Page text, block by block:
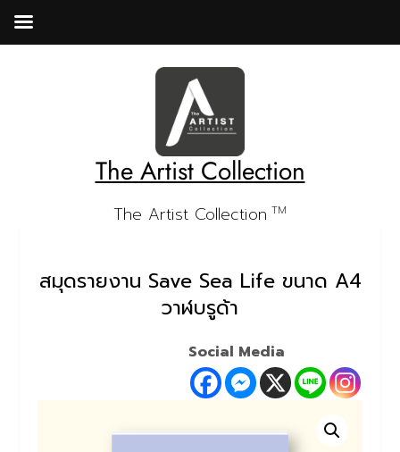
The Artist Collection
The Artist Collection TM
สมุดรายงาน Save Sea Life ขนาด A4
วาฬบรูด้า
Social Media